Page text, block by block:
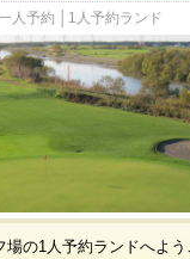
人予約 │1人予約ランド
の1人予約ランドへよ